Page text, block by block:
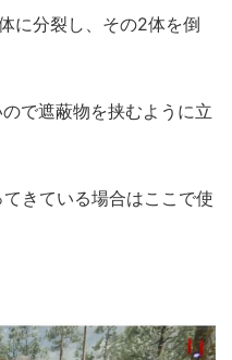
に分裂し、その2体を倒
で遮蔽物を挟むように立
きている場合はここで使